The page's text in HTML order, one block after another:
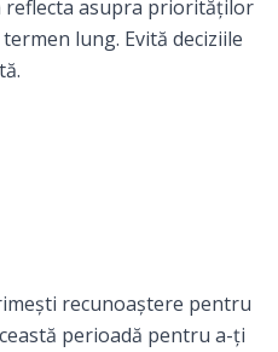
reflecta asupra priorităților
lung. Evită deciziile
recunoaștere pentru
perioadă pentru a-ți